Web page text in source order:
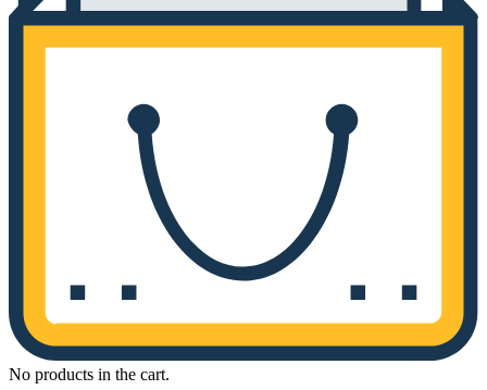
No products in the cart.